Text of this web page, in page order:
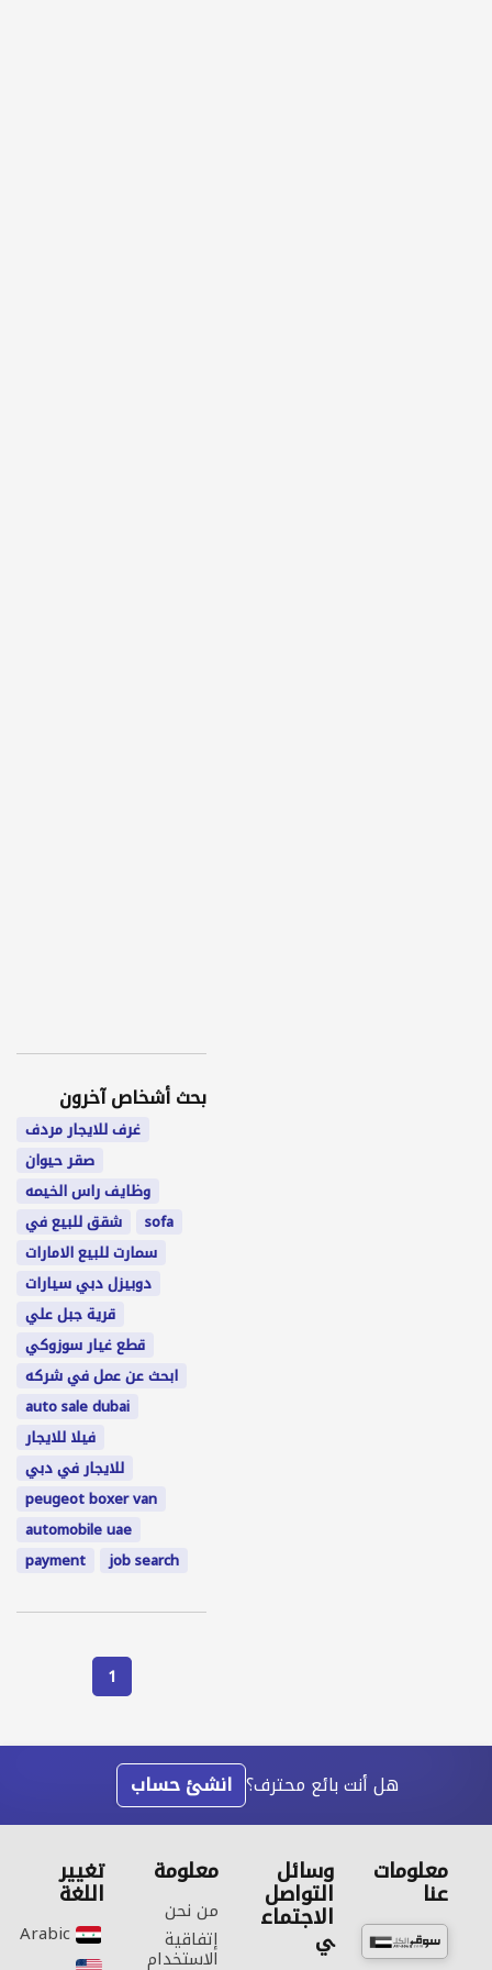
بحث أشخاص آخرون
غرف للايجار مردف
صقر حيوان
وظايف راس الخيمه
شقق للبيع في
sofa
سمارت للبيع الامارات
دوبيزل دبي سيارات
قرية جبل علي
قطع غيار سوزوكي
ابحث عن عمل في شركه
auto sale dubai
فيلا للايجار
للايجار في دبي
peugeot boxer van
automobile uae
payment
job search
1
هل أنت بائع محترف؟ انشئ حساب
معلومات
عنا
وسائل
التواصل
الاجتماع
ي
معلومة
من نحن
إتفاقية
الاستخدام
تغيير
اللغة
Arabic‎